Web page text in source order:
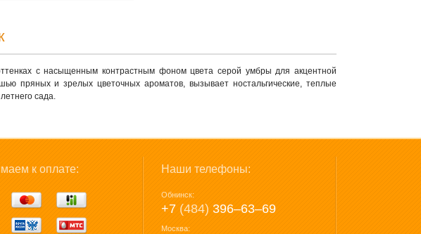
с насыщенным контрастным фоном цвета серой умбры для акцентной
пряных и зрелых цветочных ароматов, вызывает ностальгические, теплые
сада.
к оплате: Наши телефоны:
Обнинск:
+7 (484) 396‒63‒69
Москва: